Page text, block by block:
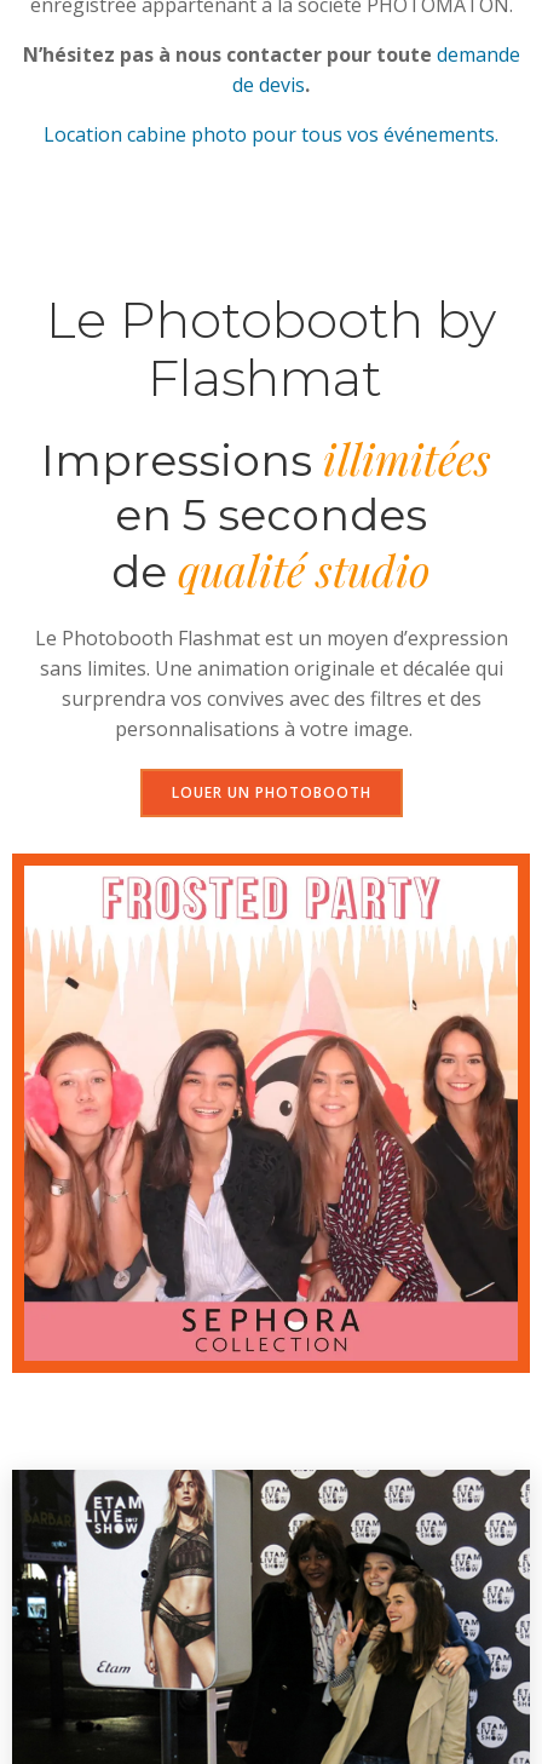
N’hésitez pas à nous contacter pour toute demande
de devis.
Location cabine photo pour tous vos événements.
Le Photobooth by
Flashmat
Impressions illimitées
en 5 secondes
de qualité studio
Le Photobooth Flashmat est un moyen d’expression
sans limites. Une animation originale et décalée qui
surprendra vos convives avec des filtres et des
personnalisations à votre image.
LOUER UN PHOTOBOOTH